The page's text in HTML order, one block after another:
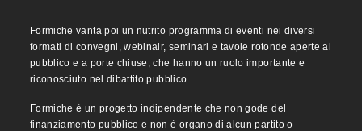
Formiche vanta poi un nutrito programma di eventi nei diversi
formati di convegni, webinair, seminari e tavole rotonde aperte al
pubblico e a porte chiuse, che hanno un ruolo importante e
riconosciuto nel dibattito pubblico.
Formiche è un progetto indipendente che non gode del
finanziamento pubblico e non è organo di alcun partito o